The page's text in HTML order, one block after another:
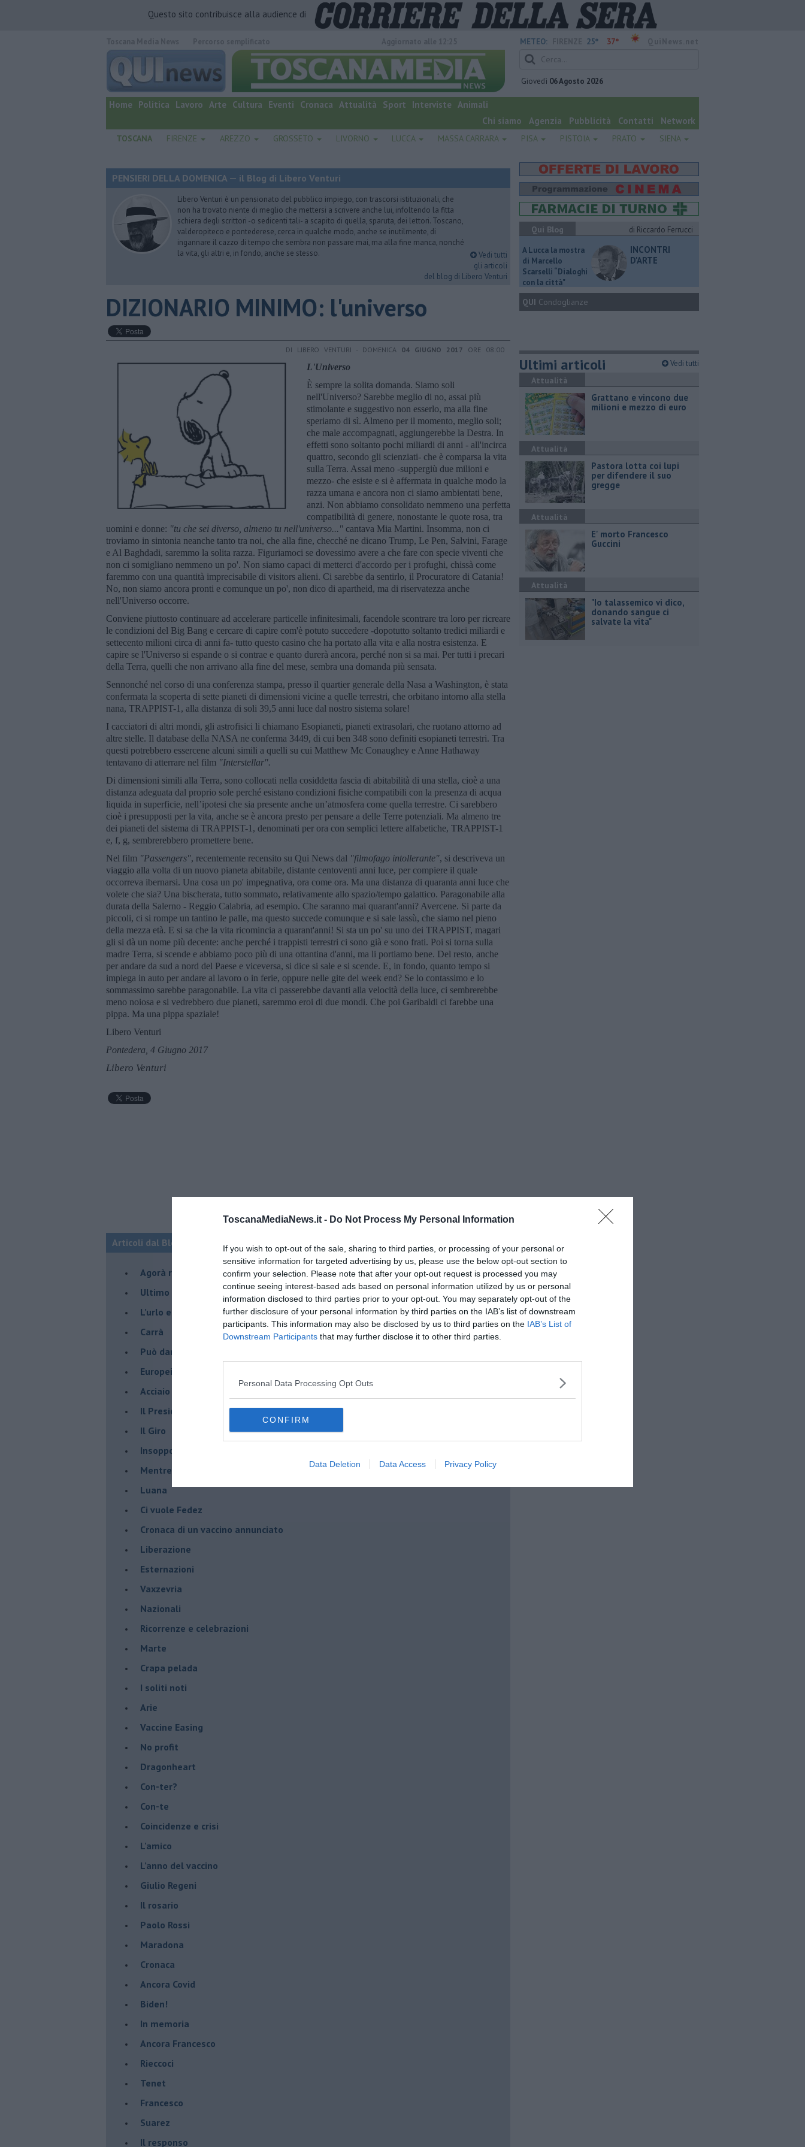
ToscanaMediaNews.it - Do Not Process My Personal Information
If you wish to opt-out of the sale, sharing to third parties, or processing of your personal or
sensitive information for targeted advertising by us, please use the below opt-out section to
confirm your selection. Please note that after your opt-out request is processed you may
continue seeing interest-based ads based on personal information utilized by us or personal
information disclosed to third parties prior to your opt-out. You may separately opt-out of the
further disclosure of your personal information by third parties on the IAB’s list of downstream
participants. This information may also be disclosed by us to third parties on the IAB’s List of
Downstream Participants that may further disclose it to other third parties.
Personal Data Processing Opt Outs
CONFIRM
Data Deletion Data Access Privacy Policy
Questo sito contribuisce alla audience di
quotidiano online.
METEO: 25° 37°
Giovedì 06 Agosto 2026
Home Politica Lavoro Arte Cultura Eventi Cronaca Attualità Sport Interviste Animali
Chi siamo
Agenzia Pubblicità Contatti Network
TOSCANA FIRENZE AREZZO GROSSETO LIVORNO LUCCA MASSA CARRARA PISA PISTOIA PRATO SIENA
PENSIERI DELLA DOMENICA — il Blog di Libero Venturi
Libero Venturi è un pensionato del pubblico impiego, con trascorsi istituzionali, che
non ha trovato niente di meglio che mettersi a scrivere anche lui, infoltendo la fitta
schiera degli scrittori -o sedicenti tali- a scapito di quella, sparuta, dei lettori. Toscano,
valderopiteco e pontederese, cerca in qualche modo, anche se inutilmente, di
ingannare il cazzo di tempo che sembra non passare mai, ma alla fine manca, nonché
la vita, gli altri e, in fondo, anche se stesso.
Vedi tutti
gli articoli
del blog di Libero Venturi
DIZIONARIO MINIMO: l'universo
DI LIBERO VENTURI - DOMENICA 04 GIUGNO 2017 ORE 08:00
L'Universo
È sempre la solita domanda. Siamo soli
nell'Universo? Sarebbe meglio di no, assai più
stimolante e suggestivo non esserlo, ma alla fine
speriamo di sì. Almeno per il momento, meglio soli;
che male accompagnati, aggiungerebbe la Destra. In
effetti sono soltanto pochi miliardi di anni - all'incirca
quattro, secondo gli scienziati- che è comparsa la vita
sulla Terra. Assai meno -suppergiù due milioni e
mezzo- che esiste e si è affermata in qualche modo la
razza umana e ancora non ci siamo ambientati bene,
anzi. Non abbiamo consolidato nemmeno una perfetta
compatibilità di genere, nonostante le quote rosa, tra
uomini e donne: "tu che sei diverso, almeno tu nell'universo..." cantava Mia Martini. Insomma, non ci
troviamo in sintonia neanche tanto tra noi, che alla fine, checché ne dicano Trump, Le Pen, Salvini, Farage
e Al Baghdadi, saremmo la solita razza. Figuriamoci se dovessimo avere a che fare con specie viventi che
non ci somigliano nemmeno un po'. Non siamo capaci di metterci d'accordo per i profughi, chissà come
faremmo con una quantità imprecisabile di visitors alieni. Ci sarebbe da sentirlo, il Procuratore di Catania!
No, non siamo ancora pronti e comunque un po', non dico di apartheid, ma di riservatezza anche
nell'Universo occorre.
Conviene piuttosto continuare ad accelerare particelle infinitesimali, facendole scontrare tra loro per ricreare
le condizioni del Big Bang e cercare di capire com'è potuto succedere -dopotutto soltanto tredici miliardi e
settecento milioni circa di anni fa- tutto questo casino che ha portato alla vita e alla nostra esistenza. E
capire se l'Universo si espande o si contrae e quanto durerà ancora, perché non si sa mai. Per tutti i precari
della Terra, quelli che non arrivano alla fine del mese, sembra una domanda più sensata.
Sennonché nel corso di una conferenza stampa, presso il quartier generale della Nasa a Washington, è stata
confermata la scoperta di sette pianeti di dimensioni vicine a quelle terrestri, che orbitano intorno alla stella
nana, TRAPPIST-1, alla distanza di soli 39,5 anni luce dal nostro sistema solare!
I cacciatori di altri mondi, gli astrofisici li chiamano Esopianeti, pianeti extrasolari, che ruotano attorno ad
altre stelle. Il database della NASA ne conferma 3449, di cui ben 348 sono definiti esopianeti terrestri. Tra
questi potrebbero essercene alcuni simili a quelli su cui Matthew Mc Conaughey e Anne Hathaway
tentavano di atterrare nel film "Interstellar".
Di dimensioni simili alla Terra, sono collocati nella cosiddetta fascia di abitabilità di una stella, cioè a una
distanza adeguata dal proprio sole perché esistano condizioni fisiche compatibili con la presenza di acqua
liquida in superficie, nell’ipotesi che sia presente anche un’atmosfera come quella terrestre. Ci sarebbero
cioè i presupposti per la vita, anche se è ancora presto per pensare a delle Terre potenziali. Ma almeno tre
dei pianeti del sistema di TRAPPIST-1, denominati per ora con semplici lettere alfabetiche, TRAPPIST-1
e, f, g, sembrerebbero promettere bene.
Nel film "Passengers", recentemente recensito su Qui News dal "filmofago intollerante", si descriveva un
viaggio alla volta di un nuovo pianeta abitabile, distante centoventi anni luce, per compiere il quale
occorreva ibernarsi. Una cosa un po' impegnativa, ora come ora. Ma una distanza di quaranta anni luce che
volete che sia? Una bischerata, tutto sommato, relativamente allo spazio/tempo galattico. Paragonabile alla
durata della Salerno - Reggio Calabria, ad esempio. Che saranno mai quarant'anni? Avercene. Si parte da
piccoli, ci si rompe un tantino le palle, ma questo succede comunque e si sale lassù, che siamo nel pieno
della mezza età. E si sa che la vita ricomincia a quarant'anni! Si sta un po' su uno dei TRAPPIST, magari
gli si dà un nome più decente: anche perché i trappisti terrestri ci sono già e sono frati. Poi si torna sulla
madre Terra, si scende e abbiamo poco più di una ottantina d'anni, ma li portiamo bene. Del resto, anche
per andare da sud a nord del Paese e viceversa, si dice si sale e si scende. E, in fondo, quanto tempo si
impiega in auto per andare al lavoro o in ferie, oppure nelle gite del week end? Se lo contassimo e lo
sommassimo sarebbe paragonabile. La vita ci passerebbe davanti alla velocità della luce, ci sembrerebbe
meno noiosa e si vedrebbero due pianeti, saremmo eroi di due mondi. Che poi Garibaldi ci farebbe una
pippa. Ma una pippa spaziale!
Libero Venturi
Pontedera, 4 Giugno 2017
Libero Venturi
Articoli dal Blog “Pensieri della domenica” di Libero Venturi
​Agorà reloaded
Ultimo
​L’urlo e gli inglesi
Carrà
Può darsi
Europei
Acciaio
Il Presidente
​Il Giro
Insopportabile
​Mentre
Luana
​Ci vuole Fedez
​Cronaca di un vaccino annunciato
​Liberazione
Esternazioni
Vaxzevria
Nazionali
​Ricorrenze e celebrazioni
Marte
​Crapa pelada
​I soliti noti
Arie
​Vaccine Easing
No profit
Dragonheart
Con-ter?
​Con-te
Coincidenze e crisi
L'amico
​L’anno del vaccino
Giulio Regeni
​Il rosario
Paolo Rossi
Maradona
Cronaca
​Ancora Covid
​Biden!
In memoria
​Ancora Francesco
Rieccoci
Tenet
Francesco
Suarez
​Il responso
Qui Blog
di Riccardo Ferrucci
A Lucca la mostra
di Marcello
Scarselli “Dialoghi
con la città"
INCONTRI
D'ARTE
QUI Condoglianze
Ultimi articoli Vedi tutti
Attualità
Grattano e vincono due
milioni e mezzo di euro
Attualità
Pastora lotta coi lupi
per difendere il suo
gregge
Attualità
E' morto Francesco
Guccini
Attualità
"Io talassemico vi dico,
donando sangue ci
salvate la vita"